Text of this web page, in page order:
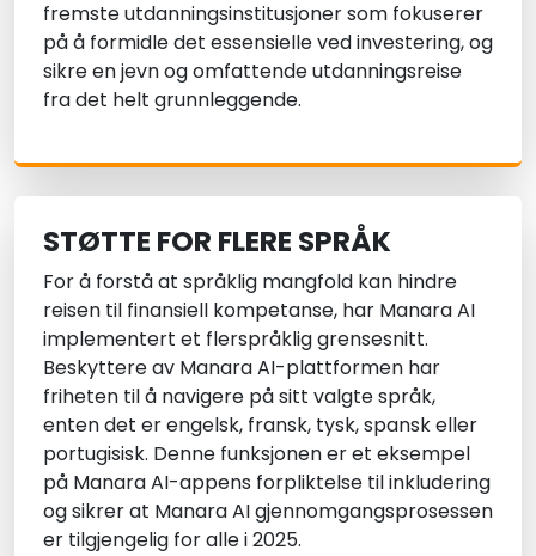
fremste utdanningsinstitusjoner som fokuserer
på å formidle det essensielle ved investering, og
sikre en jevn og omfattende utdanningsreise
fra det helt grunnleggende.
STØTTE FOR FLERE SPRÅK
For å forstå at språklig mangfold kan hindre
reisen til finansiell kompetanse, har Manara AI
implementert et flerspråklig grensesnitt.
Beskyttere av Manara AI-plattformen har
friheten til å navigere på sitt valgte språk,
enten det er engelsk, fransk, tysk, spansk eller
portugisisk. Denne funksjonen er et eksempel
på Manara AI-appens forpliktelse til inkludering
og sikrer at Manara AI gjennomgangsprosessen
er tilgjengelig for alle i 2025.